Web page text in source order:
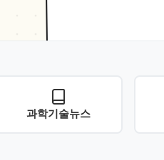
과학기술뉴스